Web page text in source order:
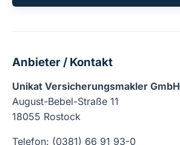
Anbieter / Kontakt
Unikat Versicherungsmakler GmbH
August-Bebel-Straße 11
18055 Rostock
Telefon: (0381) 66 91 93-0